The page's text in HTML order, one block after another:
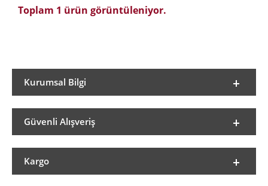
Toplam 1 ürün görüntüleniyor.
Kurumsal Bilgi
Güvenli Alışveriş
Kargo